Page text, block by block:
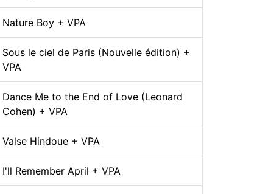
Nature Boy + VPA
Sous le ciel de Paris (Nouvelle édition) +
VPA
Dance Me to the End of Love (Leonard
Cohen) + VPA
Valse Hindoue + VPA
I'll Remember April + VPA